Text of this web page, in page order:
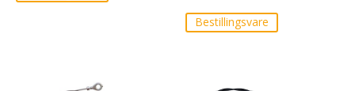
Bestillingsvare